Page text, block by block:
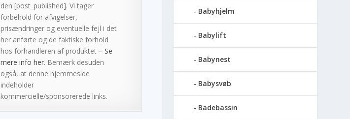
den [post_published]. Vi tager
forbehold for afvigelser,
prisændringer og eventuelle fejl i det
her anførte og de faktiske forhold
hos forhandleren af produktet – Se
mere info her. Bemærk desuden
også, at denne hjemmeside
indeholder
kommercielle/sponsorerede links.
Babyhjelm
Babylift
Babynest
Babysvøb
Badebassin